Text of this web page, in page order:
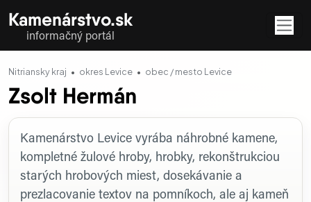
Kamenárstvo.sk
informačný portál
Nitriansky kraj okres Levice obec / mesto Levice
Zsolt Hermán
Profil firmy
Kamenárstvo Levice vyrába náhrobné kamene,
kompletné žulové hroby, hrobky, rekonštrukciou
starých hrobových miest, dosekávanie a
prezlacovanie textov na pomníkoch, ale aj kameň